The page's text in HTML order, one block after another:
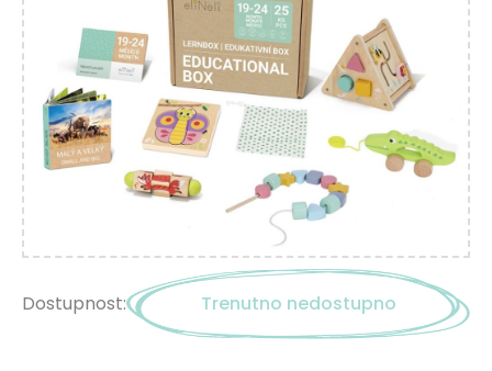
Dostupnost: Trenutno nedostupno